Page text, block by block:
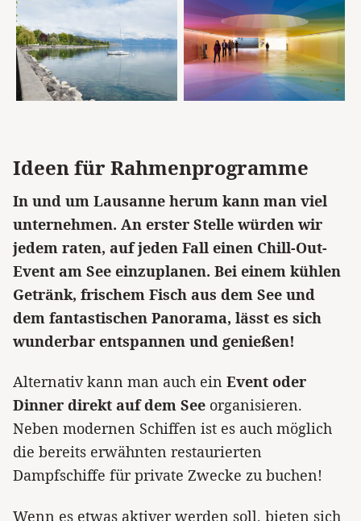
Ideen für Rahmenprogramme
In und um Lausanne herum kann man viel
unternehmen. An erster Stelle würden wir
jedem raten, auf jeden Fall einen Chill-Out-
Event am See einzuplanen. Bei einem kühlen
Getränk, frischem Fisch aus dem See und
dem fantastischen Panorama, lässt es sich
wunderbar entspannen und genießen!
Alternativ kann man auch ein Event oder
Dinner direkt auf dem See organisieren.
Neben modernen Schiffen ist es auch möglich
die bereits erwähnten restaurierten
Dampfschiffe für private Zwecke zu buchen!
Wenn es etwas aktiver werden soll, bieten sich